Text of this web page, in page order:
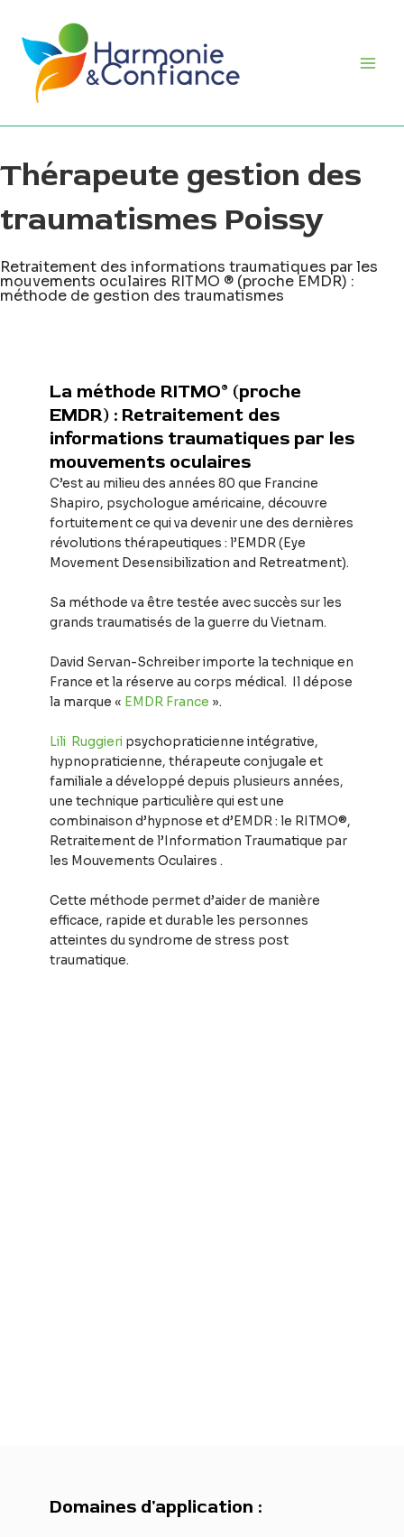
contenu
Thérapeute gestion des
traumatismes Poissy
Retraitement des informations traumatiques par les
mouvements oculaires RITMO ® (proche EMDR) :
méthode de gestion des traumatismes
La méthode RITMO® (proche
EMDR) : Retraitement des
informations traumatiques par les
mouvements oculaires
C’est au milieu des années 80 que Francine
Shapiro, psychologue américaine, découvre
fortuitement ce qui va devenir une des dernières
révolutions thérapeutiques : l’EMDR (Eye
Movement Desensibilization and Retreatment).
Sa méthode va être testée avec succès sur les
grands traumatisés de la guerre du Vietnam.
David Servan-Schreiber importe la technique en
France et la réserve au corps médical. Il dépose
la marque « EMDR France ».
Lili Ruggieri psychopraticienne intégrative,
hypnopraticienne, thérapeute conjugale et
familiale a développé depuis plusieurs années,
une technique particulière qui est une
combinaison d’hypnose et d’EMDR : le RITMO®,
Retraitement de l’Information Traumatique par
les Mouvements Oculaires .
Cette méthode permet d’aider de manière
efficace, rapide et durable les personnes
atteintes du syndrome de stress post
traumatique.
Domaines d'application :